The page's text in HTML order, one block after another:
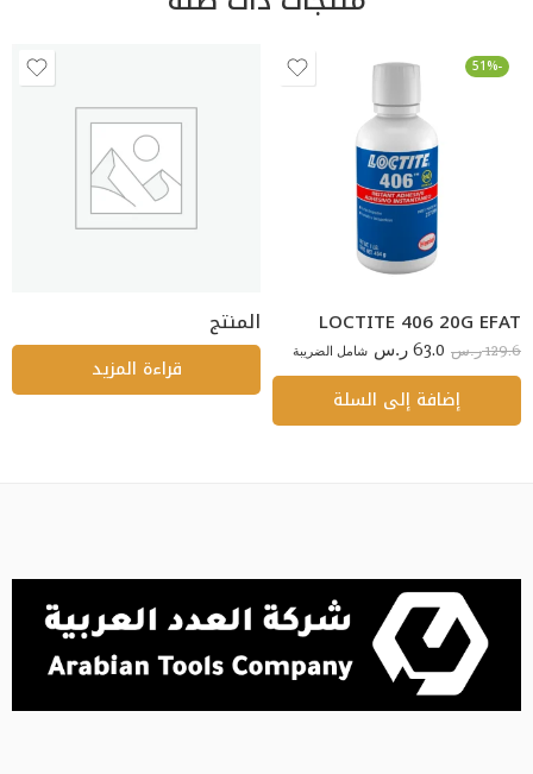
-51%
LOCTITE 406 20G EFAT
129.6 ر.س 63.0 ر.س شامل الضريبة
إضافة إلى السلة
المنتج
قراءة المزيد